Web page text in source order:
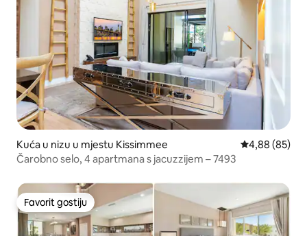
Kuća u nizu u mjestu Kissimmee Prosječna
4,88 (85)
Čarobno selo, 4 apartmana s jacuzzijem – 7493
Favorit gostiju
Favorit gostiju